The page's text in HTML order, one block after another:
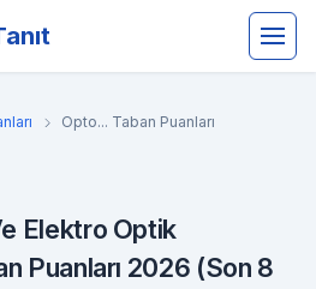
Opto... Taban Puanları
Elektro Optik
Puanları 2026 (Son 8